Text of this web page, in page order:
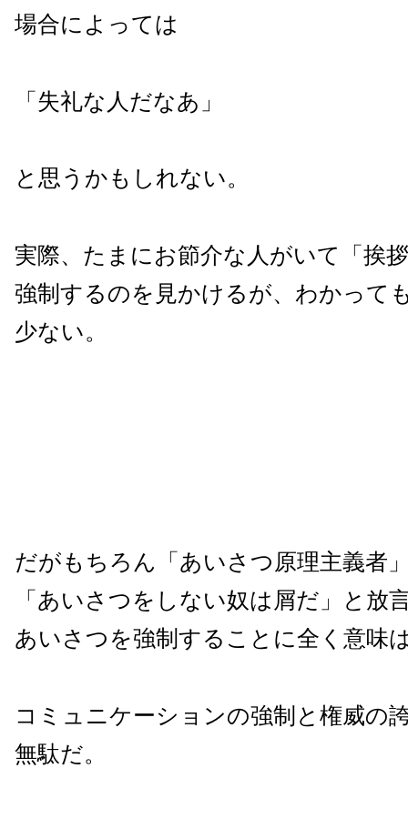
場合によっては
「失礼な人だなあ」
と思うかもしれない。
実際、たまにお節介な人がいて「挨
強制するのを見かけるが、わかって
少ない。
だがもちろん「あいさつ原理主義者
「あいさつをしない奴は屑だ」と放
あいさつを強制することに全く意味
コミュニケーションの強制と権威の
無駄だ。